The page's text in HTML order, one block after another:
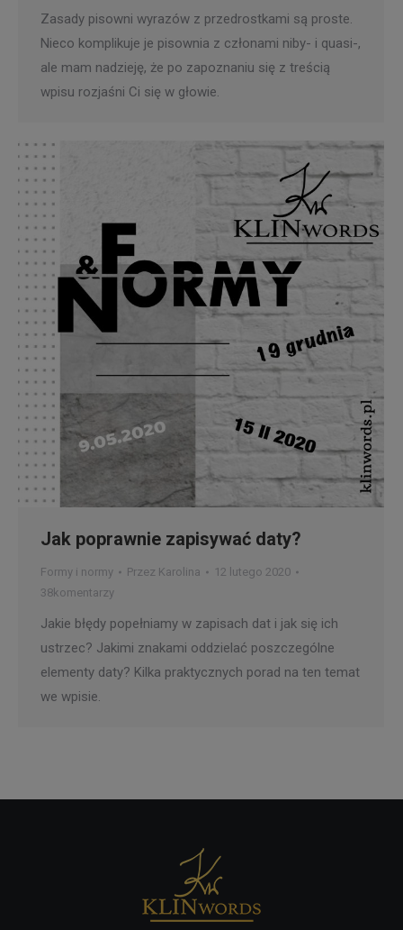
Zasady pisowni wyrazów z przedrostkami są proste.
Nieco komplikuje je pisownia z członami niby- i quasi-,
ale mam nadzieję, że po zapoznaniu się z treścią
wpisu rozjaśni Ci się w głowie.
Jak poprawnie zapisywać daty?
Formy i normy Przez Karolina
12 lutego 2020
38komentarzy
Jakie błędy popełniamy w zapisach dat i jak się ich
ustrzec? Jakimi znakami oddzielać poszczególne
elementy daty? Kilka praktycznych porad na ten temat
we wpisie.